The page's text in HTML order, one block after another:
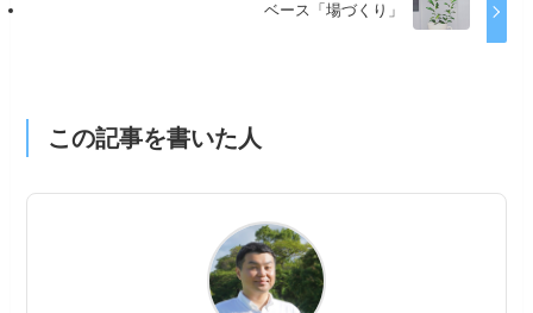
ベース「場づくり」
この記事を書いた人